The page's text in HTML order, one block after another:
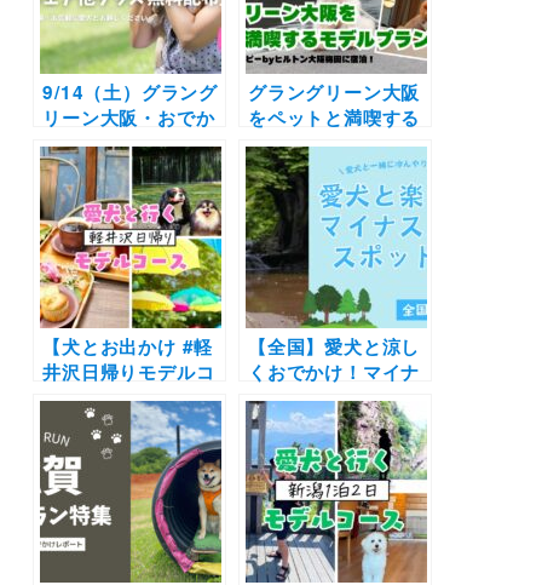
同伴OK
9/14（土）グラング
リーン大阪・おでか
けわんこ部イベント
特設ページ（愛犬無
料撮影会＆マナーウ
ェア配布）
グラングリーン大阪
をペットと満喫する
モデルプラン！愛犬
と一緒に泊まれるホ
テルやカフェ情報満
載♪（おでかけわん
こ部×大阪観光局）
【犬とお出かけ #軽
井沢日帰りモデルコ
ース】おしゃれすぎ
る緑いっぱいのヴィ
ーガンカフェや人気
スポットを巡るプラ
ン | 白糸の滝～ハル
ニレテラス～
GAFLO Cafe
【全国】愛犬と涼し
くおでかけ！マイナ
スイオンスポット10
選（実際のおでかけ
レポートあり）滝や
渓流に話題のトンネ
ルなど